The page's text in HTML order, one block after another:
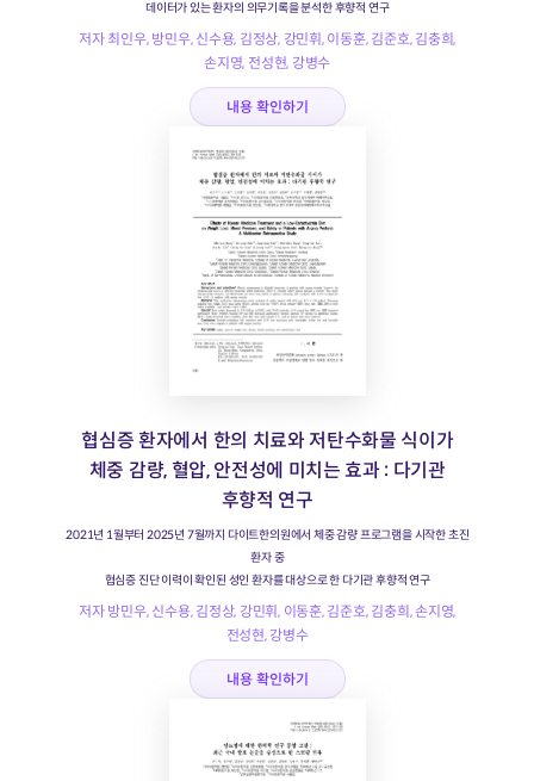
데이터가 있는 환자의 의무기록을 분석한 후향적 연구
저자 최인우, 방민우, 신수용, 김정상, 강민휘, 이동훈, 김준호, 김충희,
손지영, 전성현, 강병수
내용 확인하기
협심증 환자에서 한의 치료와 저탄수화물 식이가
체중 감량, 혈압, 안전성에 미치는 효과 : 다기관
후향적 연구
2021년 1월부터 2025년 7월까지 다이트한의원에서 체중 감량 프로그램을 시작한 초진
환자 중
협심증 진단 이력이 확인된 성인 환자를 대상으로 한 다기관 후향적 연구
저자 방민우, 신수용, 김정상, 강민휘, 이동훈, 김준호, 김충희, 손지영,
전성현, 강병수
내용 확인하기